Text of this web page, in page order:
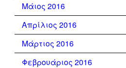
Μάιος 2016
Απρίλιος 2016
Μάρτιος 2016
Φεβρουάριος 2016